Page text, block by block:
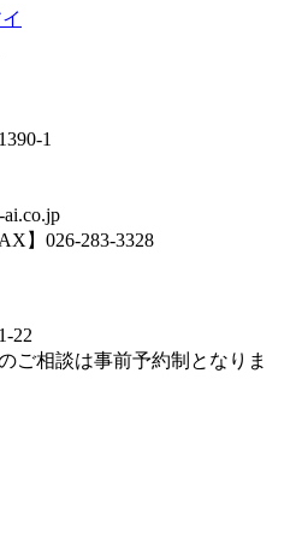
1
ai.co.jp
】026-283-3328
22
ご相談は事前予約制となりま